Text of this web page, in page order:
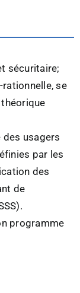
sécuritaire;
se
théorique
usagers
par les
des
de
programme